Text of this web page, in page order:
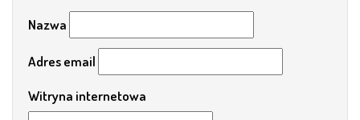
Nazwa
Adres email
Witryna internetowa